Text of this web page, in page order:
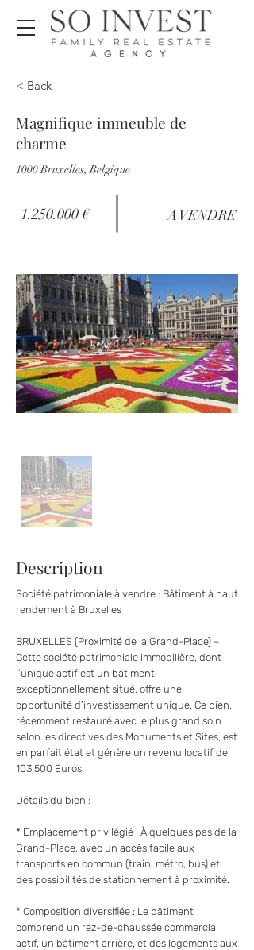
< Back
Magnifique immeuble de
charme
1000 Bruxelles, Belgique
1.250.000 € A VENDRE
Description
Société patrimoniale à vendre : Bâtiment à haut
rendement à Bruxelles
BRUXELLES (Proximité de la Grand-Place) –
Cette société patrimoniale immobilière, dont
l’unique actif est un bâtiment
exceptionnellement situé, offre une
opportunité d’investissement unique. Ce bien,
récemment restauré avec le plus grand soin
selon les directives des Monuments et Sites, est
en parfait état et génère un revenu locatif de
103.500 Euros.
Détails du bien :
* Emplacement privilégié : À quelques pas de la
Grand-Place, avec un accès facile aux
transports en commun (train, métro, bus) et
des possibilités de stationnement à proximité.
* Composition diversifiée : Le bâtiment
comprend un rez-de-chaussée commercial
actif, un bâtiment arrière, et des logements aux